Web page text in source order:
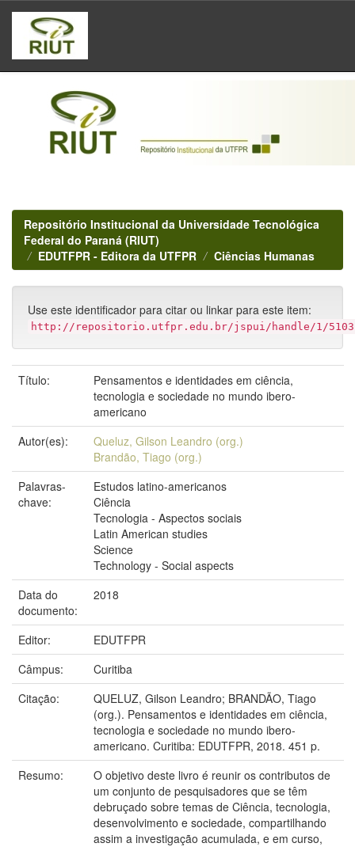
Skip
navigation
Repositório Institucional da Universidade Tecnológica
Federal do Paraná (RIUT)
EDUTFPR - Editora da UTFPR
Ciências Humanas
Use este identificador para citar ou linkar para este item:
http://repositorio.utfpr.edu.br/jspui/handle/1/5103
Título:
Pensamentos e identidades em ciência,
tecnologia e sociedade no mundo ibero-
americano
Autor(es):
Queluz, Gilson Leandro (org.)
Brandão, Tiago (org.)
Palavras-
chave:
Estudos latino-americanos
Ciência
Tecnologia - Aspectos sociais
Latin American studies
Science
Technology - Social aspects
Data do
documento:
2018
Editor:
EDUTFPR
Câmpus:
Curitiba
Citação:
QUELUZ, Gilson Leandro; BRANDÃO, Tiago
(org.). Pensamentos e identidades em ciência,
tecnologia e sociedade no mundo ibero-
americano. Curitiba: EDUTFPR, 2018. 451 p.
Resumo:
O objetivo deste livro é reunir os contributos de
um conjunto de pesquisadores que se têm
debruçado sobre temas de Ciência, tecnologia,
desenvolvimento e sociedade, compartilhando
assim a investigação acumulada, e em curso,